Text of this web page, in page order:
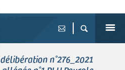
n°276_2021